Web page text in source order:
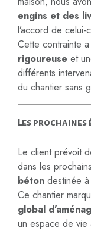
engins et des
l’accord de celui-
Cette contrainte
rigoureuse et
différents
du chantier sans
Les prochaines
Le client prévoit
dans les
bétondestinée à
Ce chantier
global
un espace de vie